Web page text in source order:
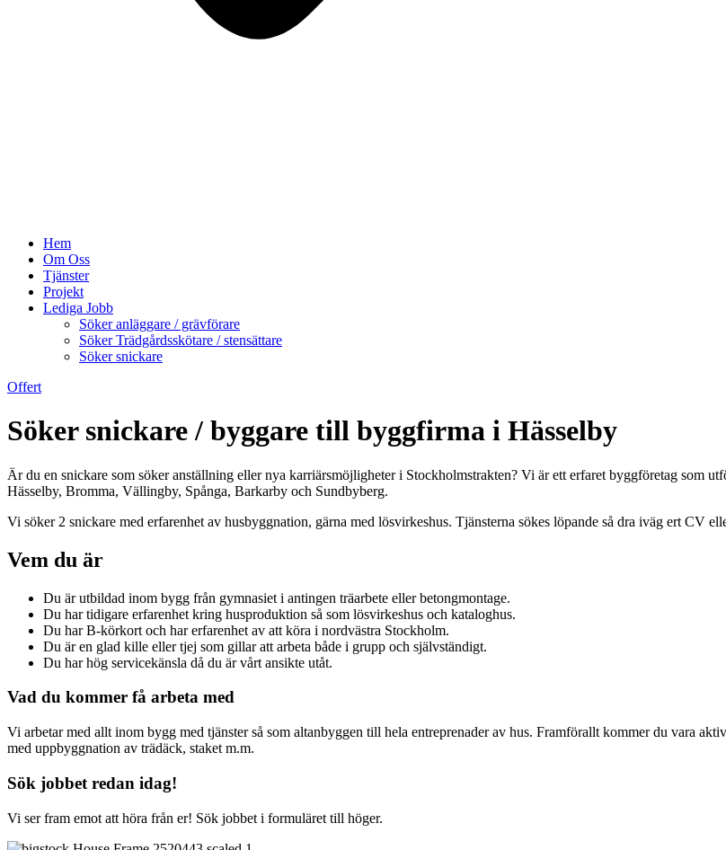
Hem
Om Oss
Tjänster
Projekt
Lediga Jobb
Söker anläggare / grävförare
Söker Trädgårdsskötare / stensättare
Söker snickare
Offert
Söker snickare / byggare till byggfirma i Hässelby
Är du en snickare som söker anställning eller nya karriärsmöjligheter i Stockholmstrakten? Vi är ett erfaret byggföretag som
Hässelby, Bromma, Vällingby, Spånga, Barkarby och Sundbyberg.
Vi söker 2 snickare med erfarenhet av husbyggnation, gärna med lösvirkeshus. Tjänsterna sökes löpande så dra iväg ert CV
Vem du är
Du är utbildad inom bygg från gymnasiet i antingen träarbete eller betongmontage.
Du har tidigare erfarenhet kring husproduktion så som lösvirkeshus och kataloghus.
Du har B-körkort och har erfarenhet av att köra i nordvästra Stockholm.
Du är en glad kille eller tjej som gillar att arbeta både i grupp och självständigt.
Du har hög servicekänsla då du är vårt ansikte utåt.
Vad du kommer få arbeta med
Vi arbetar med allt inom bygg med tjänster så som altanbyggen till hela entreprenader av hus. Framförallt kommer du vara
med uppbyggnation av trädäck, staket m.m.
Sök jobbet redan idag!
Vi ser fram emot att höra från er! Sök jobbet i formuläret till höger.